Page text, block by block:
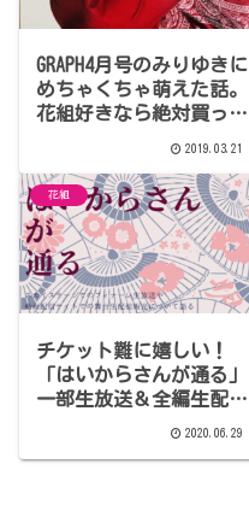
GRAPH4月号のみりゆきに
めちゃくちゃ萌えた話。
花組好きなら絶対買った
2019.03.21
花組
チケット難に嬉しい！
「はいからさんが通る」
一部生放送＆全編生配信
2020.06.29